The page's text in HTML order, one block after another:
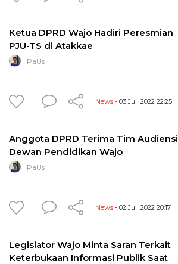
Ketua DPRD Wajo Hadiri Peresmian
PJU-TS di Atakkae
PaUs
News - 03 Juli 2022 22:25
Anggota DPRD Terima Tim Audiensi
Dewan Pendidikan Wajo
PaUs
News - 02 Juli 2022 20:17
Legislator Wajo Minta Saran Terkait
Keterbukaan Informasi Publik Saat